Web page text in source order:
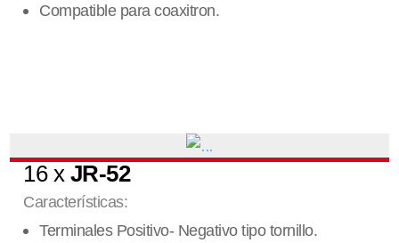
Compatible para coaxitron.
16 x JR-52
Características:
Terminales Positivo- Negativo tipo tornillo.